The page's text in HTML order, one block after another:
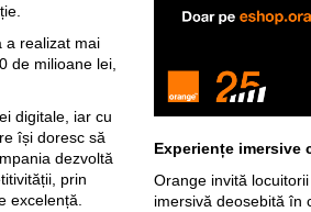
a realizat mai
de milioane lei,
digitale, iar cu
își doresc să
dezvoltă
prin
excelență.
Experiențe imersive
Orange invită
imersivă deosebită în